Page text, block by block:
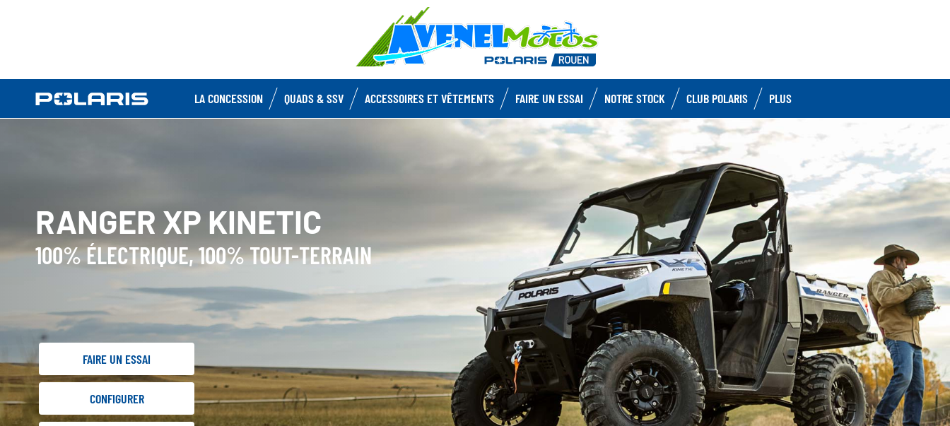
LA CONCESSION QUADS & SSV ACCESSOIRES ET VÊTEMENTS FAIRE UN ESSAI NOTRE STOCK CLUB POLARIS PLUS
RANGER XP KINETIC
100% ÉLECTRIQUE, 100% TOUT-TERRAIN
FAIRE UN ESSAI
CONFIGURER